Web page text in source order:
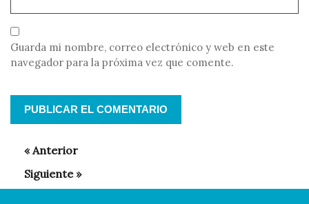
Guarda mi nombre, correo electrónico y web en este
navegador para la próxima vez que comente.